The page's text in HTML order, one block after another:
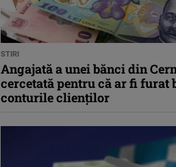
STIRI
Angajată a unei bănci din
cercetată pentru că ar fi furat
conturile clienţilor